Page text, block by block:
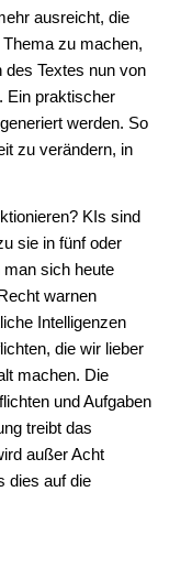
ausreicht, die
zu machen,
Textes nun von
Ein praktischer
werden. So
zu verändern, in
KIs sind
sie in fünf oder
sich heute
warnen
Intelligenzen
die wir lieber
machen. Die
und Aufgaben
treibt das
außer Acht
dies auf die